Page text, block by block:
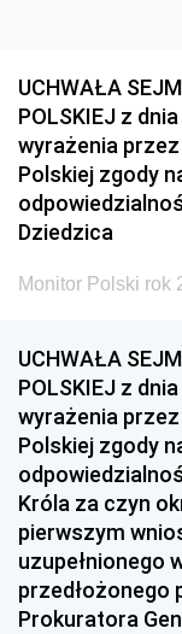
UCHWAŁA
POLSKIEJ z
wyrażenia
Polskiej zgody
Dziedzica
Monitor Polski rok
UCHWAŁA
POLSKIEJ z
wyrażenia
Polskiej zgody
Króla za czyn
pierwszym
uzupełnionego
przedłożonego
Prokuratora